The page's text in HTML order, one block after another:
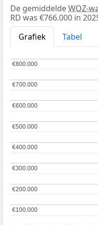
De gemiddeldeWOZ-
RD was €766.000 in
Grafiek
Tabel
€100.000
€100.000
€200.000
€200.000
€300.000
€300.000
€400.000
€400.000
€500.000
€500.000
€600.000
€600.000
€700.000
€700.000
€800.000
€800.000